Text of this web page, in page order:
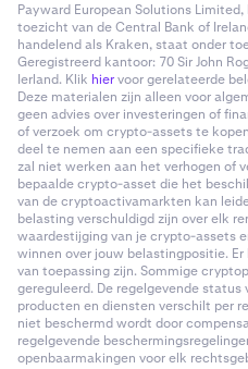
Payward European Solutions
toezicht van de Central Bank of
handelend als Kraken, staat onder
Geregistreerd kantoor: 70 Sir John
Ierland. Klik hiervoor gerelateerde
Deze materialen zijn alleen voor
geen advies over investeringen of
of verzoek om crypto-assets te
deel te nemen aan een specifieke
zal niet werken aan het verhogen of
bepaalde crypto-asset die het
van de cryptoactivamarkten kan
belasting verschuldigd zijn over elk
waardestijging van je crypto-assets
winnen over jouw belastingpositie.
van toepassing zijn. Sommige
gereguleerd. De regelgevende
producten en diensten verschilt per
niet beschermd wordt door
regelgevende
openbaarmakingen voor elk